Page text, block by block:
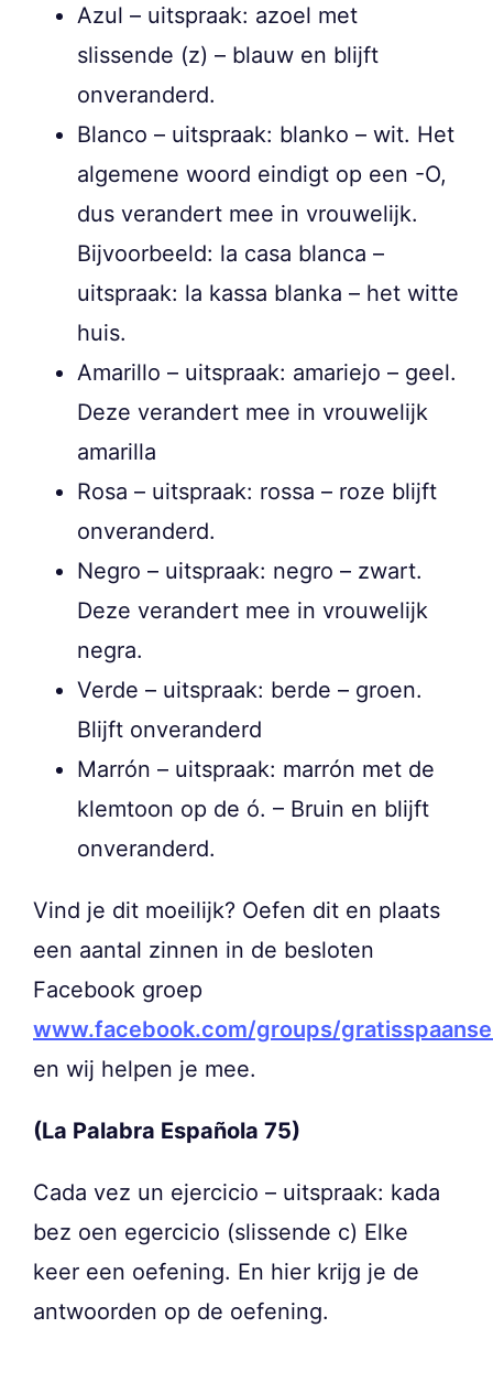
Azul – uitspraak: azoel met
slissende (z) – blauw en blijft
onveranderd.
Blanco – uitspraak: blanko – wit. Het
algemene woord eindigt op een -O,
dus verandert mee in vrouwelijk.
Bijvoorbeeld: la casa blanca –
uitspraak: la kassa blanka – het witte
huis.
Amarillo – uitspraak: amariejo – geel.
Deze verandert mee in vrouwelijk
amarilla
Rosa – uitspraak: rossa – roze blijft
onveranderd.
Negro – uitspraak: negro – zwart.
Deze verandert mee in vrouwelijk
negra.
Verde – uitspraak: berde – groen.
Blijft onveranderd
Marrón – uitspraak: marrón met de
klemtoon op de ó. – Bruin en blijft
onveranderd.
Vind je dit moeilijk? Oefen dit en plaats
een aantal zinnen in de besloten
Facebook groep
www.facebook.com/groups/
en wij helpen je mee.
(La Palabra Española 75)
Cada vez un ejercicio – uitspraak: kada
bez oen egercicio (slissende c) Elke
keer een oefening. En hier krijg je de
antwoorden op de oefening.